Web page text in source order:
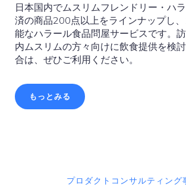
日本国内でムスリムフレンドリー・ハ
済の商品200点以上をラインナップし
能なハラール食品問屋サービスです。
内ムスリムの方々向けに飲食提供を検
合は、ぜひご利用ください。
もっとみる
プロダクトコンサルティング